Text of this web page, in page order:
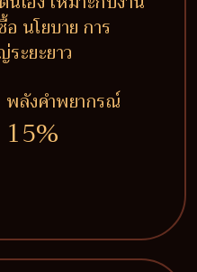
นโยบาย การ
ะยะยาว
พลังคำพยากรณ์
15%